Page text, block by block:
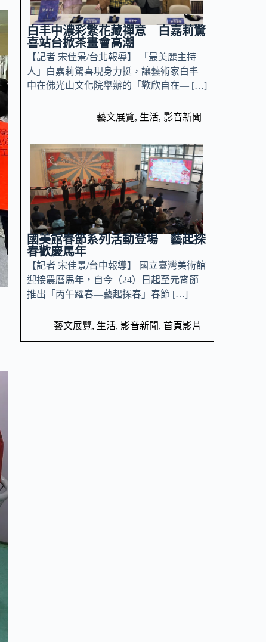
白丰中濃彩繁花藏禪意 白嘉莉驚
喜站台掀茶畫會高潮
【記者 宋佳景/台北報導】 「最美麗主持
人」白嘉莉驚喜現身力挺，讓藝術家白丰
中在佛光山文化院舉辦的「歡欣自在— […]
藝文展覽, 生活, 影音新聞
國美館春節系列活動登場 藝起探
春歡慶馬年
【記者 宋佳景/台中報導】 國立臺灣美術館
迎接農曆馬年，自今（24）日起至元宵節
推出「丙午躍春—藝起探春」春節 […]
藝文展覽, 生活, 影音新聞, 首頁影片